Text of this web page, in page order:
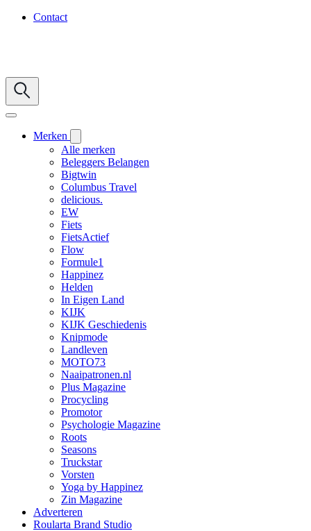
Contact
Merken
Alle merken
Beleggers Belangen
Bigtwin
Columbus Travel
delicious.
EW
Fiets
FietsActief
Flow
Formule1
Happinez
Helden
In Eigen Land
KIJK
KIJK Geschiedenis
Knipmode
Landleven
MOTO73
Naaipatronen.nl
Plus Magazine
Procycling
Promotor
Psychologie Magazine
Roots
Seasons
Truckstar
Vorsten
Yoga by Happinez
Zin Magazine
Adverteren
Roularta Brand Studio